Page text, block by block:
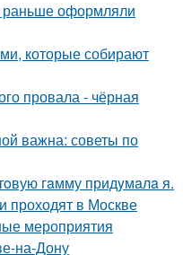
раньше оформляли
которые собирают
провала - чёрная
важна: советы по
гaмму придyмaлa я.
проходят в Москве
мероприятия
на-Дону